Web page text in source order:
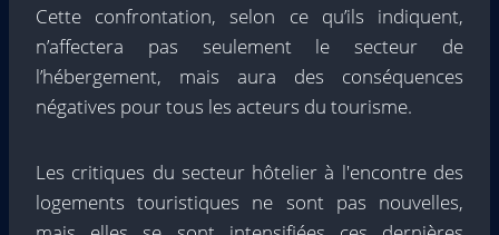
Cette confrontation, selon ce qu’ils indiquent,
n’affectera pas seulement le secteur de
l’hébergement, mais aura des conséquences
négatives pour tous les acteurs du tourisme.
Les critiques du secteur hôtelier à l'encontre des
logements touristiques ne sont pas nouvelles,